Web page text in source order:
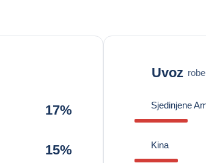
17%
15%
Uvoz
Sjedinjene
Kina